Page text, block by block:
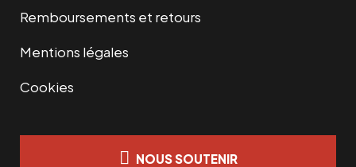
Remboursements et retours
Mentions légales
Cookies
NOUS SOUTENIR